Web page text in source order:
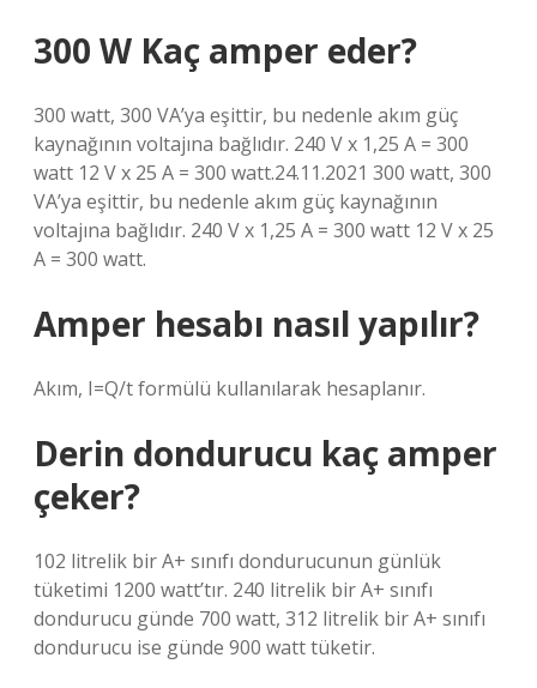
300 W Kaç amper eder?
300 watt, 300 VA’ya eşittir, bu nedenle akım güç
kaynağının voltajına bağlıdır. 240 V x 1,25 A = 300
watt 12 V x 25 A = 300 watt.24.11.2021 300 watt, 300
VA’ya eşittir, bu nedenle akım güç kaynağının
voltajına bağlıdır. 240 V x 1,25 A = 300 watt 12 V x 25
A = 300 watt.
Amper hesabı nasıl yapılır?
Akım, I=Q/t formülü kullanılarak hesaplanır.
Derin dondurucu kaç amper
çeker?
102 litrelik bir A+ sınıfı dondurucunun günlük
tüketimi 1200 watt’tır. 240 litrelik bir A+ sınıfı
dondurucu günde 700 watt, 312 litrelik bir A+ sınıfı
dondurucu ise günde 900 watt tüketir.